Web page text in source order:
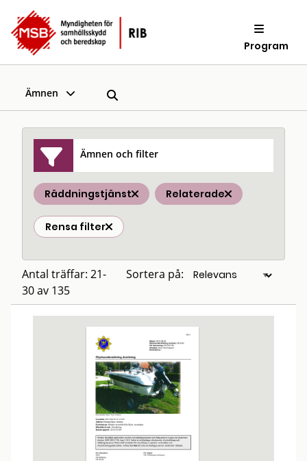
Program
Ämnen
Ämnen och filter
Räddningstjänst Relaterade
Rensa filter
Antal träffar: 21-
30 av 135
Sortera på: